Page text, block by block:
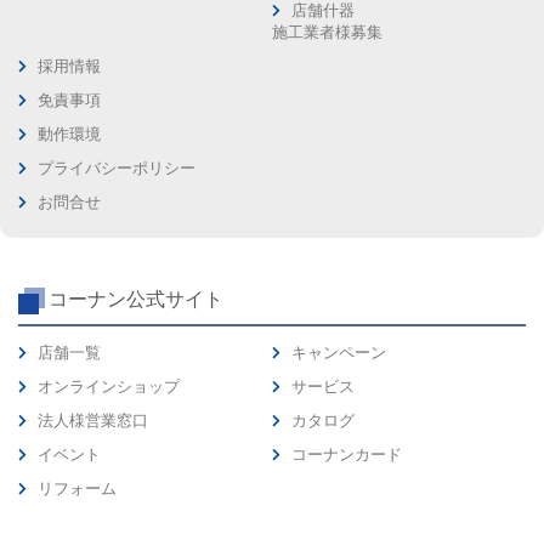
店舗什器
施工業者様募集
採用情報
免責事項
動作環境
プライバシーポリシー
お問合せ
コーナン公式サイト
店舗一覧
オンラインショップ
法人様営業窓口
イベント
リフォーム
キャンペーン
サービス
カタログ
コーナンカード